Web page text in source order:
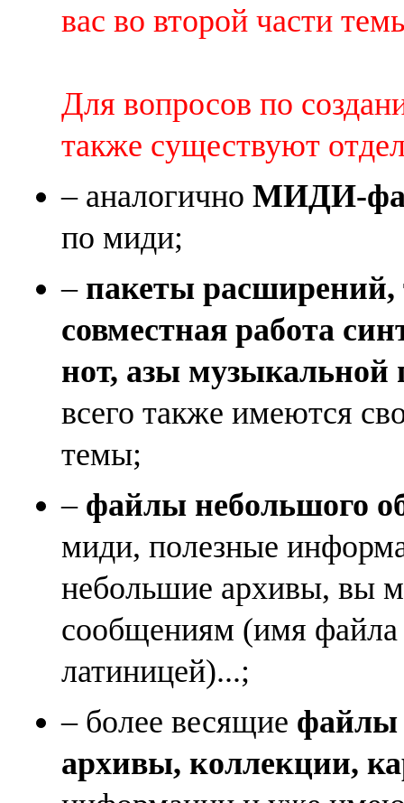
вас во второй части
Для вопросов по
также существуют
– аналогично МИДИ-
по миди;
– пакеты
совместная работа
нот, азы музыкальной
всего также имеются
темы;
– файлы небольшого
миди, полезные
небольшие архивы, вы
сообщениям (имя
латиницей)...;
– более весящие файлы
архивы, коллекции,